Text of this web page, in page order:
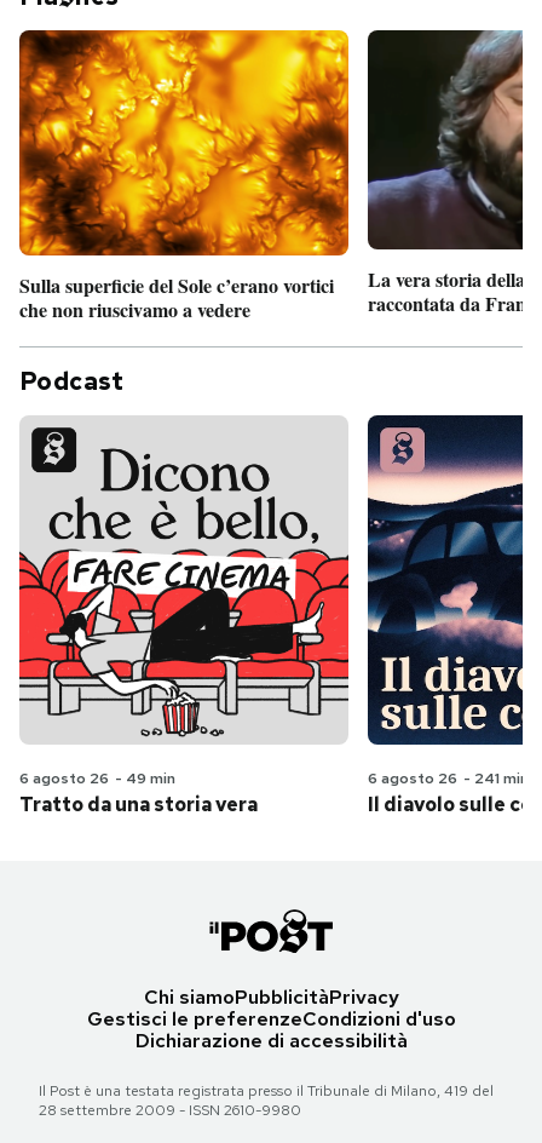
Sulla superficie del Sole c’erano vortici
che non riuscivamo a vedere
La vera storia della
raccontata da
Podcast
6 agosto 26 - 49 min
Tratto da una storia vera
6 agosto 26 - 241 min
Il diavolo sulle
Chi siamoPubblicitàPrivacy
Gestisci le preferenzeCondizioni d'uso
Dichiarazione di accessibilità
Il Post è una testata registrata presso il Tribunale di Milano, 419 del
28 settembre 2009 - ISSN 2610-9980